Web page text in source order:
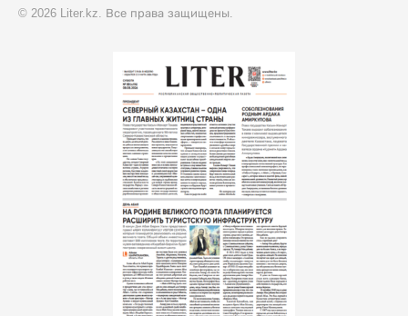
© 2026 Liter.kz. Все права защищены.